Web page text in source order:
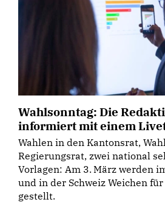
Wahlsonntag: Die
informiert mit einem
Wahlen in den Kantonsrat,
Regierungsrat, zwei national
Vorlagen: Am 3. März werden
und in der Schweiz Weichen
gestellt.